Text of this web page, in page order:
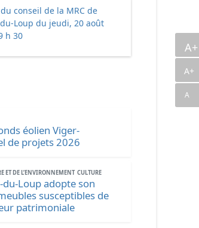
A+
A
conseil de la MRC de
Loup du jeudi, 20 août
h 30
éolien Viger-
de projets 2026
ET DE L’ENVIRONNEMENT CULTURE
du-Loup adopte son
susceptibles de
patrimoniale